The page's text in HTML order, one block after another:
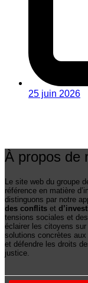
25 juin 2026
À propos de
Le site web du groupe
référence en matière
distinguons par notre
des conflits et
tensions sociales et
éclairer les citoyens
solutions concrètes
et défendre les droits
justice.